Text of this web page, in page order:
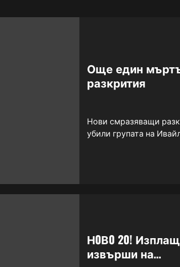
Още един
разкрития
Нови смразяващи
убили групата на
Н0В0 20!
извърши на…